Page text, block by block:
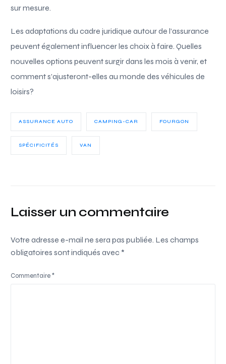
sur mesure.
Les adaptations du cadre juridique autour de l’assurance
peuvent également influencer les choix à faire. Quelles
nouvelles options peuvent surgir dans les mois à venir, et
comment s’ajusteront-elles au monde des véhicules de
loisirs?
ASSURANCE AUTO CAMPING-CAR FOURGON
SPÉCIFICITÉS VAN
Laisser un commentaire
Votre adresse e-mail ne sera pas publiée. Les champs
obligatoires sont indiqués avec *
Commentaire*